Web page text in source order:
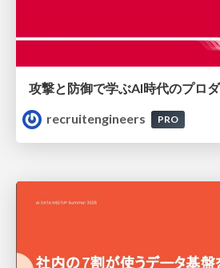
recruitengineers
PRO